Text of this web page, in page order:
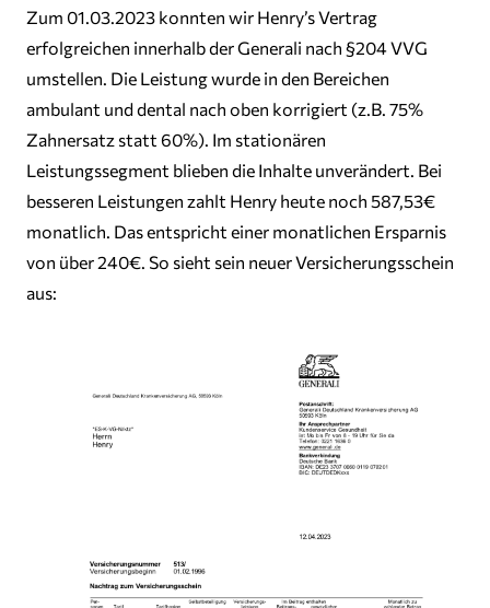
Zum 01.03.2023 konnten wir Henry’s Vertrag
erfolgreichen innerhalb der Generali nach §204 VVG
umstellen. Die Leistung wurde in den Bereichen
ambulant und dental nach oben korrigiert (z.B. 75%
Zahnersatz statt 60%). Im stationären
Leistungssegment blieben die Inhalte unverändert. Bei
besseren Leistungen zahlt Henry heute noch 587,53€
monatlich. Das entspricht einer monatlichen Ersparnis
von über 240€. So sieht sein neuer Versicherungsschein
aus: